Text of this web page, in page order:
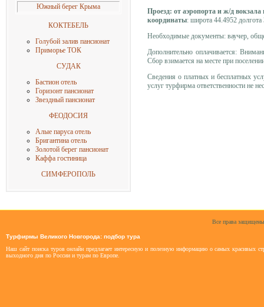
Южный берег Крыма
КОКТЕБЕЛЬ
Голубой залив пансионат
Приморье ТОК
СУДАК
Бастион отель
Горизонт пансионат
Звездный пансионат
ФЕОДОСИЯ
Алые паруса отель
Бригантина отель
Золотой берег пансионат
Каффа гостиница
СИМФЕРОПОЛЬ
Проезд: от аэропорта и ж/д
координаты: широта 44.4952 долгота
Необходимые документы: ваучер,
Дополнительно оплачивается:
Сбор взимается на месте при
Сведения о платных и бесплатных
услуг турфирма ответственности не
Все права
Турфирмы Великого Новгорода: подбор тура
Наш сайт поиска туров онлайн предлагает интересную и полезную информацию о самых красивых
выходного дня по России и турам по Европе.